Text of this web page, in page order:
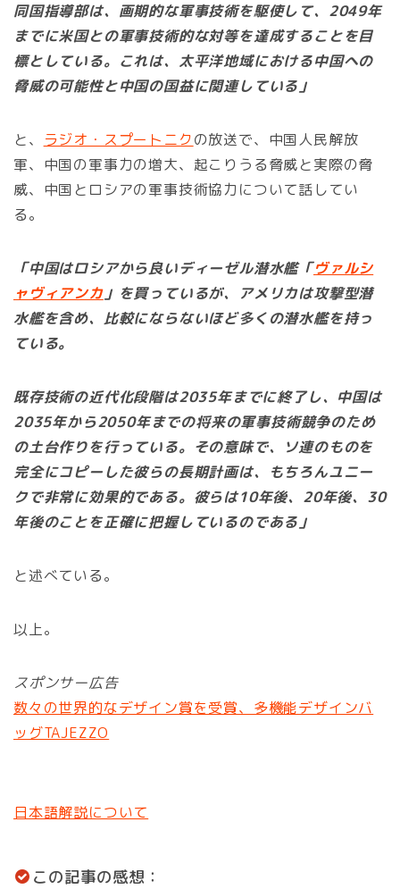
同国指導部は、画期的な軍事技術を駆使して、2049年
までに米国との軍事技術的な対等を達成することを目
標としている。これは、太平洋地域における中国への
脅威の可能性と中国の国益に関連している」
と、 ラジオ・スプートニクの放送で、中国人民解放
軍、中国の軍事力の増大、起こりうる脅威と実際の脅
威、中国とロシアの軍事技術協力について話してい
る。
「中国はロシアから良いディーゼル潜水艦「ヴァルシ
ャヴィアンカ」を買っているが、アメリカは攻撃型潜
水艦を含め、比較にならないほど多くの潜水艦を持っ
ている。
既存技術の近代化段階は2035年までに終了し、中国は
2035年から2050年までの将来の軍事技術競争のため
の土台作りを行っている。その意味で、ソ連のものを
完全にコピーした彼らの長期計画は、もちろんユニー
クで非常に効果的である。彼らは10年後、20年後、30
年後のことを正確に把握しているのである」
と述べている。
以上。
スポンサー広告
数々の世界的なデザイン賞を受賞、多機能デザインバ
ッグTAJEZZO
日本語解説について
この記事の感想：